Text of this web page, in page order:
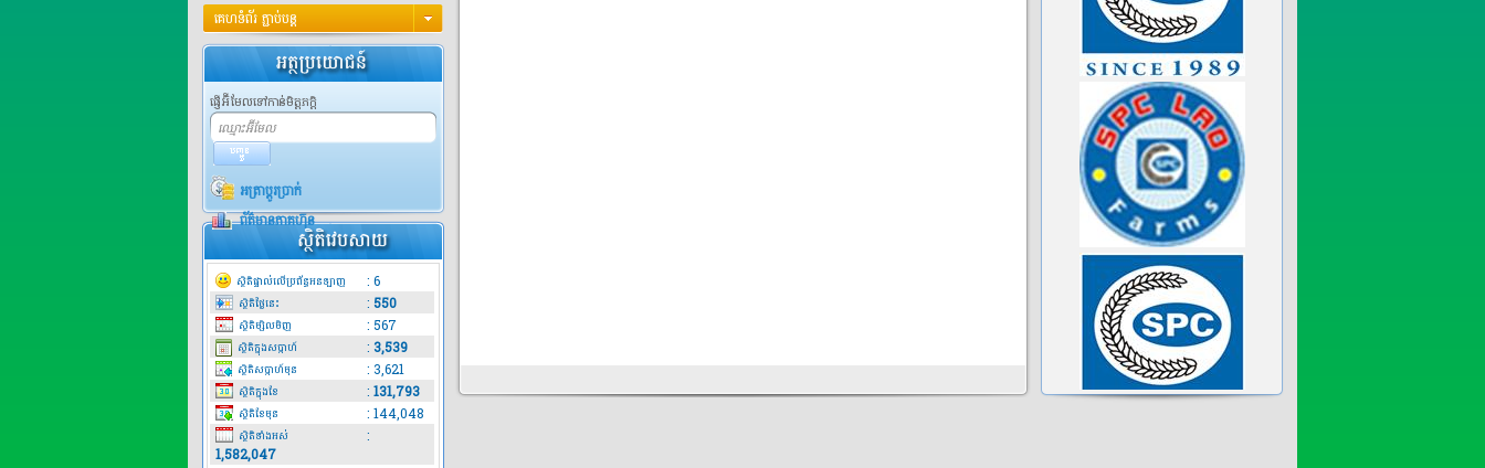
ហ្សីកូ 550...
តម្លៃ:ឯកតា0
ប្រភេទថ្នា...
តម្លៃ:ឯកតា0
ដ្យាហ្វូស ...
Diaphos 10Hជាប្រភេទថ្នាំ
ឯកតា0
គេហទំព័រ ភ្ជាប់បន្ត
ផ្ញើអ៊ីមែលទៅកាន់មិត្តភក្តិ
អត្រាប្តូរប្រាក់
ព័ត៌មានភាគហ៊ុន
ស្ថិតិផ្ទាល់លើប្រព័ន្ធអនឡាញ :6
ស្ថិតិថ្ងៃនេះ :550
ស្ថិតិម្សិលមិញ : 567
ស្ថិតិក្នុងសប្តាហ៍ :3,539
ស្ថិតិសប្តាហ៍មុន : 3,621
ស្ថិតិក្នុងខែ :131,793
ស្ថិតិខែមុន :144,048
ស្ថិតិទាំងអស់ :
1,582,047